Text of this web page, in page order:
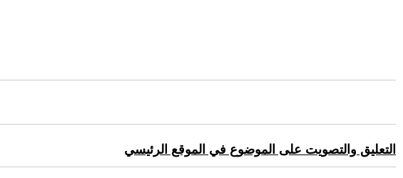
التعليق والتصويت على الموضوع في الموقع الرئيسي